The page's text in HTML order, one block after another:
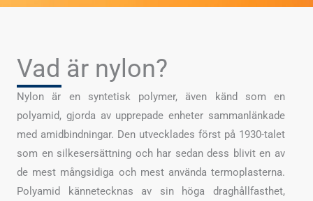
Vad är nylon?
Nylon är en syntetisk polymer, även känd som en
polyamid, gjorda av upprepade enheter sammanlänkade
med amidbindningar. Den utvecklades först på 1930-talet
som en silkesersättning och har sedan dess blivit en av
de mest mångsidiga och mest använda termoplasterna.
Polyamid kännetecknas av sin höga draghållfasthet,